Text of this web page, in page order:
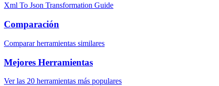
Xml To Json Transformation Guide
Comparación
Comparar herramientas similares
Mejores Herramientas
Ver las 20 herramientas más populares